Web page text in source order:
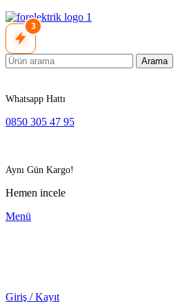
3
Arama
Whatsapp Hattı
0850 305 47 95
Aynı Gün Kargo!
Hemen incele
Menü
Giriş / Kayıt